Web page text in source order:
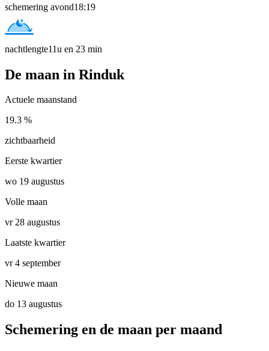
schemering avond18:19
nachtlengte11u en 23 min
De maan in Rinduk
Actuele maanstand
19.3 %
zichtbaarheid
Eerste kwartier
wo 19 augustus
Volle maan
vr 28 augustus
Laatste kwartier
vr 4 september
Nieuwe maan
do 13 augustus
Schemering en de maan per maand